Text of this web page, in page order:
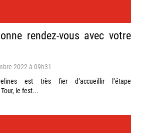
rendez-vous avec votre
2022 à 09h31
Yvelines est très fier d’accueillir l’étape
le fest...